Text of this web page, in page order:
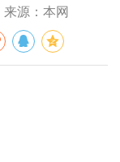
来源： 本网